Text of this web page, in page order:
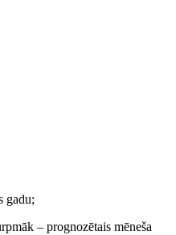
gadu;
– prognozētais mēneša